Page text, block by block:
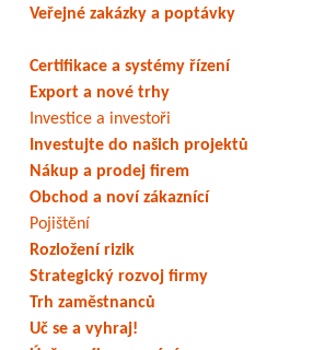
Veřejné zakázky a poptávky
Certifikace a systémy řízení
Export a nové trhy
Investice a investoři
Investujte do našich projektů
Nákup a prodej firem
Obchod a noví zákaznící
Pojištění
Rozložení rizik
Strategický rozvoj firmy
Trh zaměstnanců
Uč se a vyhraj!